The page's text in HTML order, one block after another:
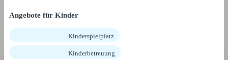
Angebote für Kinder
Kinderspielplatz
Kinderbetreuung